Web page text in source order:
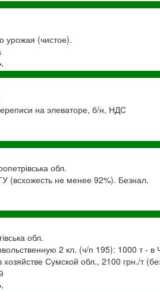
урожая (чистое).
,
на элеваторе, б/н, НДС
обл.
(всхожесть не менее 92%). Безнал.
обл.
2 кл. (ч/п 195): 1000 т - в
хозяйстве Сумской обл., 2100 грн./т
,